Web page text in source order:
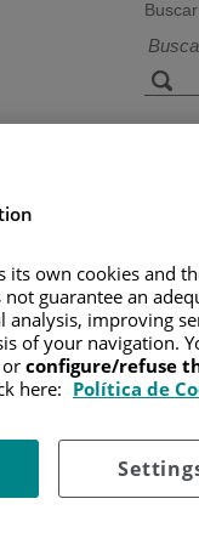
Buscar
/INFORMACIÓN
de mama. Esto
se realiza al
de desarrollar cáncer
its own cookies and
guarantee an
improving
of your navigation.
configure/refuse
here: Política de